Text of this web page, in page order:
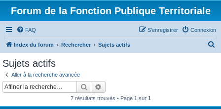
Forum de la Fonction Publique Territoriale
FAQ Connexion
S’enregistrer
Index du forum Rechercher Sujets actifs
Sujets actifs
Aller à la recherche avancée
Rechercher
7 résultats trouvés • Page 1 sur 1